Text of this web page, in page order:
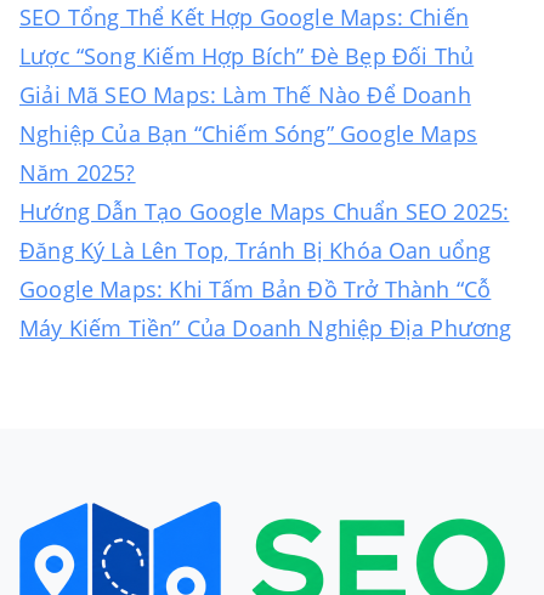
SEO Tổng Thể Kết Hợp Google Maps: Chiến
Lược “Song Kiếm Hợp Bích” Đè Bẹp Đối Thủ
Giải Mã SEO Maps: Làm Thế Nào Để Doanh
Nghiệp Của Bạn “Chiếm Sóng” Google Maps
Năm 2025?
Hướng Dẫn Tạo Google Maps Chuẩn SEO 2025:
Đăng Ký Là Lên Top, Tránh Bị Khóa Oan uổng
Google Maps: Khi Tấm Bản Đồ Trở Thành “Cỗ
Máy Kiếm Tiền” Của Doanh Nghiệp Địa Phương